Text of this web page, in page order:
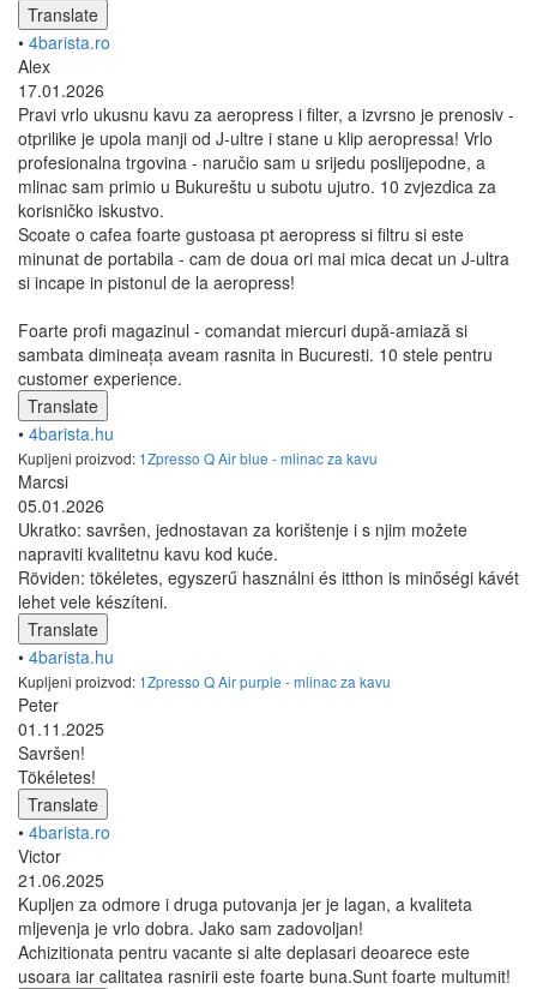
Translate
• 4barista.ro
Alex
17.01.2026
Pravi vrlo ukusnu kavu za aeropress i filter, a izvrsno je prenosiv -
otprilike je upola manji od J-ultre i stane u klip aeropressa! Vrlo
profesionalna trgovina - naručio sam u srijedu poslijepodne, a
mlinac sam primio u Bukureštu u subotu ujutro. 10 zvjezdica za
korisničko iskustvo.
Scoate o cafea foarte gustoasa pt aeropress si filtru si este
minunat de portabila - cam de doua ori mai mica decat un J-ultra
si incape in pistonul de la aeropress!
Foarte profi magazinul - comandat miercuri după-amiază si
sambata dimineața aveam rasnita in Bucuresti. 10 stele pentru
customer experience.
Translate
• 4barista.hu
Kupljeni proizvod: 1Zpresso Q Air blue - mlinac za kavu
Marcsi
05.01.2026
Ukratko: savršen, jednostavan za korištenje i s njim možete
napraviti kvalitetnu kavu kod kuće.
Röviden: tökéletes, egyszerű használni és itthon is minőségi kávét
lehet vele készíteni.
Translate
• 4barista.hu
Kupljeni proizvod: 1Zpresso Q Air purple - mlinac za kavu
Peter
01.11.2025
Savršen!
Tökéletes!
Translate
• 4barista.ro
Victor
21.06.2025
Kupljen za odmore i druga putovanja jer je lagan, a kvaliteta
mljevenja je vrlo dobra. Jako sam zadovoljan!
Achizitionata pentru vacante si alte deplasari deoarece este
usoara iar calitatea rasnirii este foarte buna.Sunt foarte multumit!